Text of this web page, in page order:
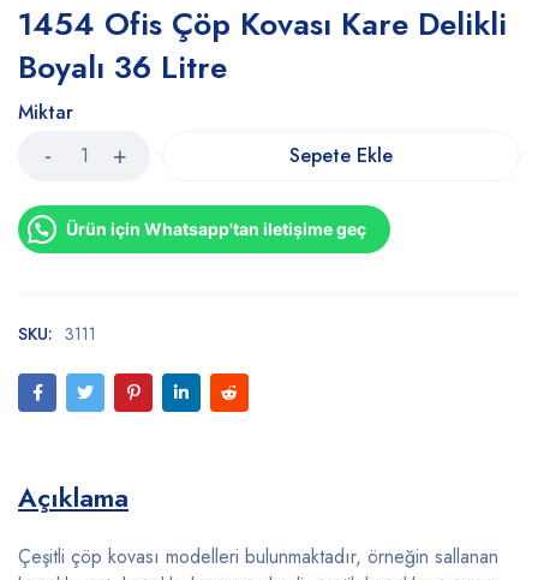
1454 Ofis Çöp Kovası Kare Delikli
Boyalı 36 Litre
Miktar
Sepete Ekle
Ürün için Whatsapp'tan iletişime geç
SKU: 3111
Açıklama
Çeşitli çöp kovası modelleri bulunmaktadır, örneğin sallanan